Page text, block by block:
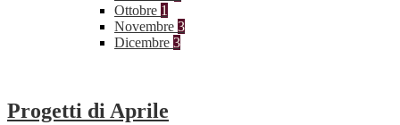
Ottobre 1
Novembre 3
Dicembre 3
Progetti di Aprile